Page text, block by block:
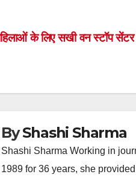
के लिए सखी वन स्टॉप सेंटर
ByShashi Sharma
Shashi Sharma Working in
1989 for 36 years, she